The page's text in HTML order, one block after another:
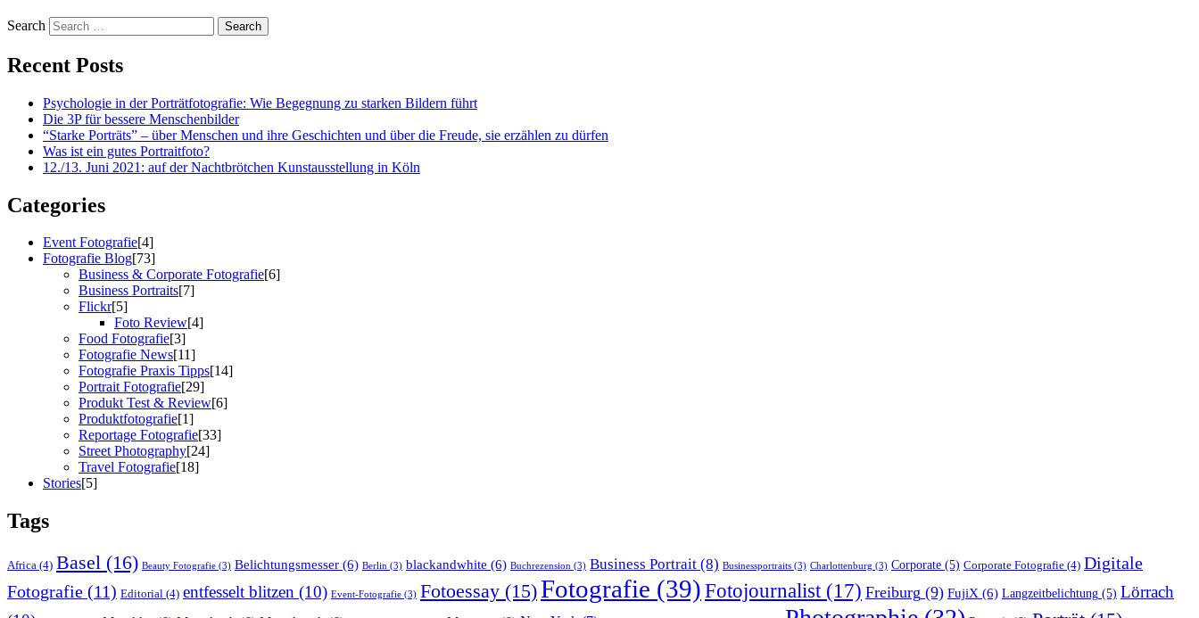
Search
Recent Posts
Psychologie in der Porträtfotografie: Wie Begegnung zu starken Bildern führt
Die 3P für bessere Menschenbilder
“Starke Porträts” – über Menschen und ihre Geschichten und über die Freude, sie erzählen zu dürfen
Was ist ein gutes Portraitfoto?
12./13. Juni 2021: auf der Nachtbrötchen Kunstausstellung in Köln
Categories
Event Fotografie[4]
Fotografie Blog[73]
Business & Corporate Fotografie[6]
Business Portraits[7]
Flickr[5]
Foto Review[4]
Food Fotografie[3]
Fotografie News[11]
Fotografie Praxis Tipps[14]
Portrait Fotografie[29]
Produkt Test & Review[6]
Produktfotografie[1]
Reportage Fotografie[33]
Street Photography[24]
Travel Fotografie[18]
Stories[5]
Tags
Africa (4) Basel (16) Beauty Fotografie (3) Belichtungsmesser (6) Berlin (3) blackandwhite (6) Buchrezension (3) Business Portrait (8) Businessportraits (3) Charlottenburg (3) Corporate (5) Corporate Fotografie (4) Digitale
Fotografie (11) Editorial (4) entfesselt blitzen (10) Event-Fotografie (3) Fotoessay (15)Fotografie (39) Fotojournalist(17) Freiburg (9) FujiX (6) Langzeitbelichtung (5) Lörrach